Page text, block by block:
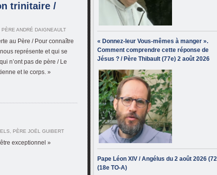
« Donnez-leur Vous-mêmes à manger ».
Comment comprendre cette réponse de
Jésus ? / Père Thibault (77e) 2 août 2026
Pape Léon XIV / Angélus du 2 août 2026
(18e TO-A)
trinitaire /
PÈRE ANDRÉ DAIGNEAULT
au Père / Pour connaître
représente et qui se
n’ont pas de père / Le
et le corps. »
PÈRE JOËL GUIBERT
exceptionnel »